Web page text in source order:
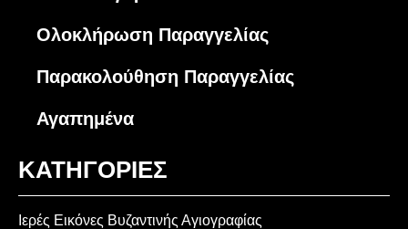
Ολοκλήρωση Παραγγελίας
Παρακολούθηση Παραγγελίας
Αγαπημένα
ΚΑΤΗΓΟΡΙΕΣ
Ιερές Εικόνες Βυζαντινής Αγιογραφίας